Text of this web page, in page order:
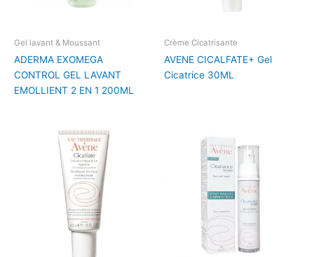
Gel lavant & Moussant
ADERMA EXOMEGA
CONTROL GEL LAVANT
EMOLLIENT 2 EN 1 200ML
Crème Cicatrisante
AVENE CICALFATE+ Gel
Cicatrice 30ML